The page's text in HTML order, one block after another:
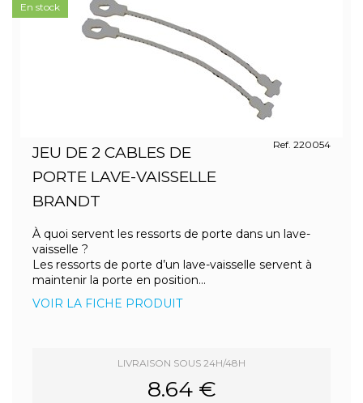
JEU DE 2 CABLES DE
PORTE LAVE-VAISSELLE
BRANDT
Ref. 220054
À quoi servent les ressorts de porte dans un lave-
vaisselle ?
Les ressorts de porte d’un lave-vaisselle servent à
maintenir la porte en position...
VOIR LA FICHE PRODUIT
LIVRAISON SOUS 24H/48H
8.64 €
En stock